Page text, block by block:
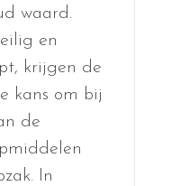
waard.
en
krijgen de
kans om bij
de
In